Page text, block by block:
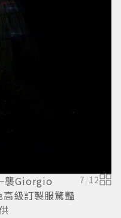
襲Giorgio
級訂製服驚豔
7/12